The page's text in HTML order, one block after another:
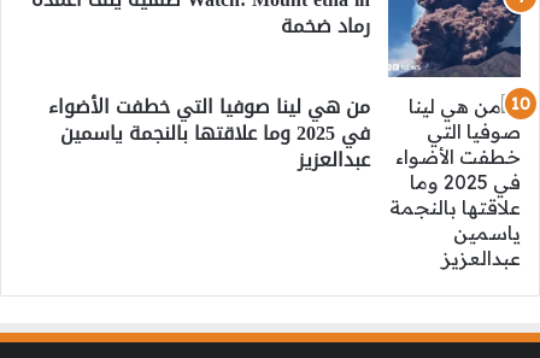
رماد ضخمة
من هي لينا صوفيا التي خطفت الأضواء
في 2025 وما علاقتها بالنجمة ياسمين
عبدالعزيز